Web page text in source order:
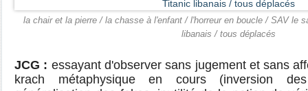
la chair et la pierre / la chasse à l'enfant / l'horreur en boucle / SAV le
libanais / tous déplacés
JCG : essayant d'observer sans jugement et sans
krach métaphysique en cours (inversion